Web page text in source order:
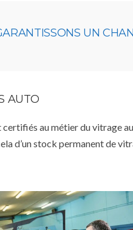
UN
AUTO
certifiés au métier du vitrage
d’un stock permanent de